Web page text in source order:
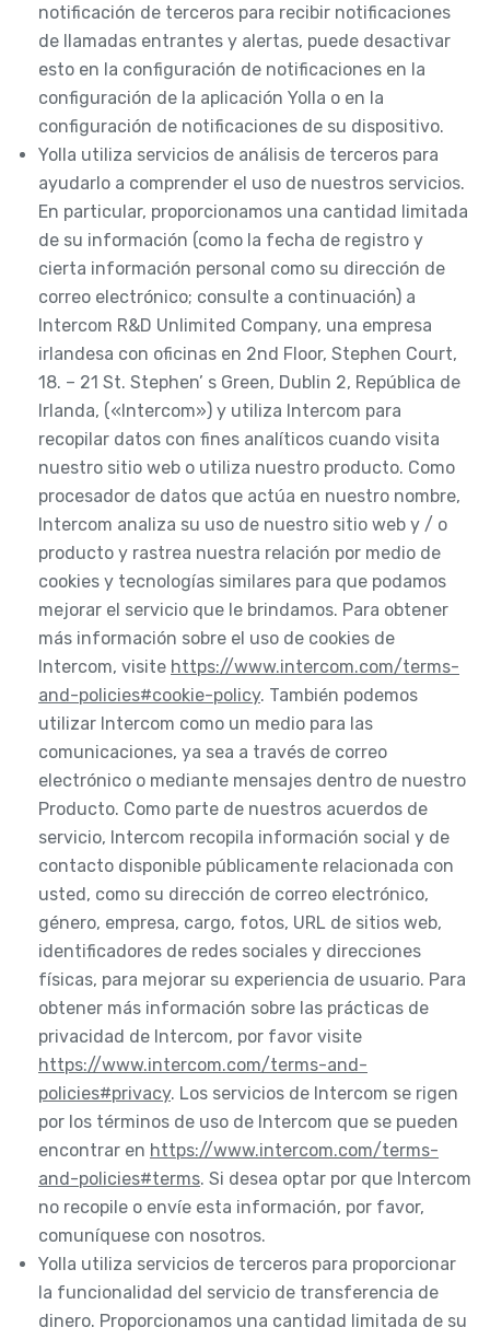
notificación de terceros para recibir notificaciones
de llamadas entrantes y alertas, puede desactivar
esto en la configuración de notificaciones en la
configuración de la aplicación Yolla o en la
configuración de notificaciones de su dispositivo.
Yolla utiliza servicios de análisis de terceros para
ayudarlo a comprender el uso de nuestros servicios.
En particular, proporcionamos una cantidad limitada
de su información (como la fecha de registro y
cierta información personal como su dirección de
correo electrónico; consulte a continuación) a
Intercom R&D Unlimited Company, una empresa
irlandesa con oficinas en 2nd Floor, Stephen Court,
18. – 21 St. Stephen’ s Green, Dublin 2, República de
Irlanda, («Intercom») y utiliza Intercom para
recopilar datos con fines analíticos cuando visita
nuestro sitio web o utiliza nuestro producto. Como
procesador de datos que actúa en nuestro nombre,
Intercom analiza su uso de nuestro sitio web y / o
producto y rastrea nuestra relación por medio de
cookies y tecnologías similares para que podamos
mejorar el servicio que le brindamos. Para obtener
más información sobre el uso de cookies de
Intercom, visite https://www.intercom.com/terms-
and-policies#cookie-policy. También podemos
utilizar Intercom como un medio para las
comunicaciones, ya sea a través de correo
electrónico o mediante mensajes dentro de nuestro
Producto. Como parte de nuestros acuerdos de
servicio, Intercom recopila información social y de
contacto disponible públicamente relacionada con
usted, como su dirección de correo electrónico,
género, empresa, cargo, fotos, URL de sitios web,
identificadores de redes sociales y direcciones
físicas, para mejorar su experiencia de usuario. Para
obtener más información sobre las prácticas de
privacidad de Intercom, por favor visite
https://www.intercom.com/terms-and-
policies#privacy. Los servicios de Intercom se rigen
por los términos de uso de Intercom que se pueden
encontrar en https://www.intercom.com/terms-
and-policies#terms. Si desea optar por que Intercom
no recopile o envíe esta información, por favor,
comuníquese con nosotros.
Yolla utiliza servicios de terceros para proporcionar
la funcionalidad del servicio de transferencia de
dinero. Proporcionamos una cantidad limitada de su